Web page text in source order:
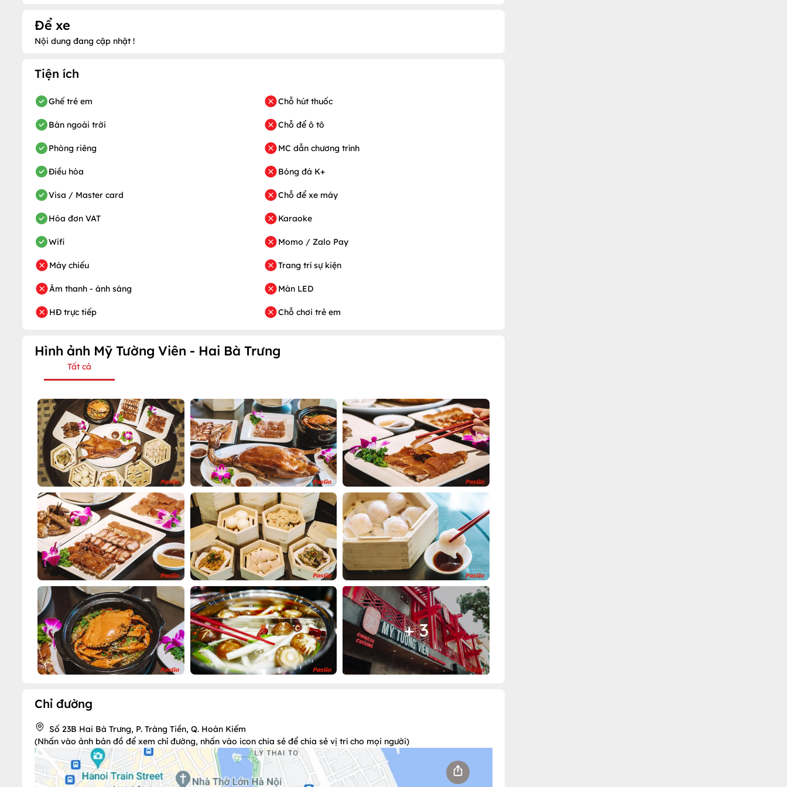
Để xe
Nội dung đang cập nhật !
Tiện ích
Ghế trẻ em
Bàn ngoài trời
Phòng riêng
Điều hòa
Visa / Master card
Hóa đơn VAT
Wifi
Máy chiếu
Âm thanh - ánh sáng
HĐ trực tiếp
Chỗ hút thuốc
Chỗ để ô tô
MC dẫn chương trình
Bóng đá K+
Chỗ để xe máy
Karaoke
Momo / Zalo Pay
Trang trí sự kiện
Màn LED
Chỗ chơi trẻ em
Hình ảnh Mỹ Tường Viên - Hai Bà Trưng
Tất cả
+ 3
Chỉ đường
Số 23B Hai Bà Trưng, P. Tràng Tiền, Q. Hoàn Kiếm
(Nhấn vào ảnh bản đồ để xem chỉ đường, nhấn vào icon chia sẻ để chia sẻ vị trí cho mọi người)